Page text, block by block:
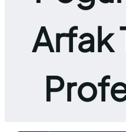
Arfak